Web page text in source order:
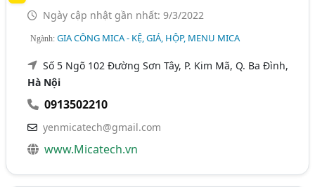
Ngày cập nhật gần nhất: 9/3/2022
Ngành:GIA CÔNG MICA - KỆ, GIÁ, HỘP, MENU MICA
Số 5 Ngõ 102 Đường Sơn Tây, P. Kim Mã, Q. Ba Đình,
Hà Nội
0913502210
yenmicatech@gmail.com
www.Micatech.vn